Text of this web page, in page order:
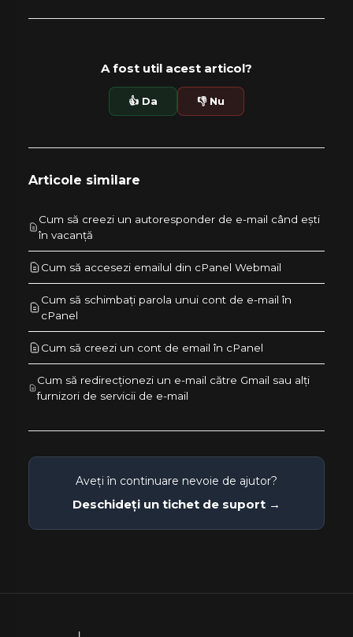
A fost util acest articol?
👍 Da 👎 Nu
Articole similare
Cum să creezi un autoresponder de e-mail când ești
în vacanță
Cum să accesezi emailul din cPanel Webmail
Cum să schimbați parola unui cont de e-mail în
cPanel
Cum să creezi un cont de email în cPanel
Cum să redirecționezi un e-mail către Gmail sau alți
furnizori de servicii de e-mail
Aveți în continuare nevoie de ajutor?
Deschideți un tichet de suport →